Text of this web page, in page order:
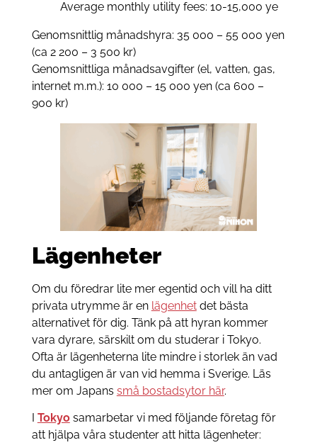
Average monthly utility fees: 10-15,000 ye
Genomsnittlig månadshyra: 35 000 – 55 000 yen
(ca 2 200 – 3 500 kr)
Genomsnittliga månadsavgifter (el, vatten, gas,
internet m.m.): 10 000 – 15 000 yen (ca 600 –
900 kr)
Lägenheter
Om du föredrar lite mer egentid och vill ha ditt
privata utrymme är en lägenhetdet bästa
alternativet för dig. Tänk på att hyran kommer
vara dyrare, särskilt om du studerar i Tokyo.
Ofta är lägenheterna lite mindre i storlek än vad
du antagligen är van vid hemma i Sverige. Läs
mer om Japans små bostadsytor här.
Tokyosamarbetar vi med följande företag för
att hjälpa våra studenter att hitta lägenheter: